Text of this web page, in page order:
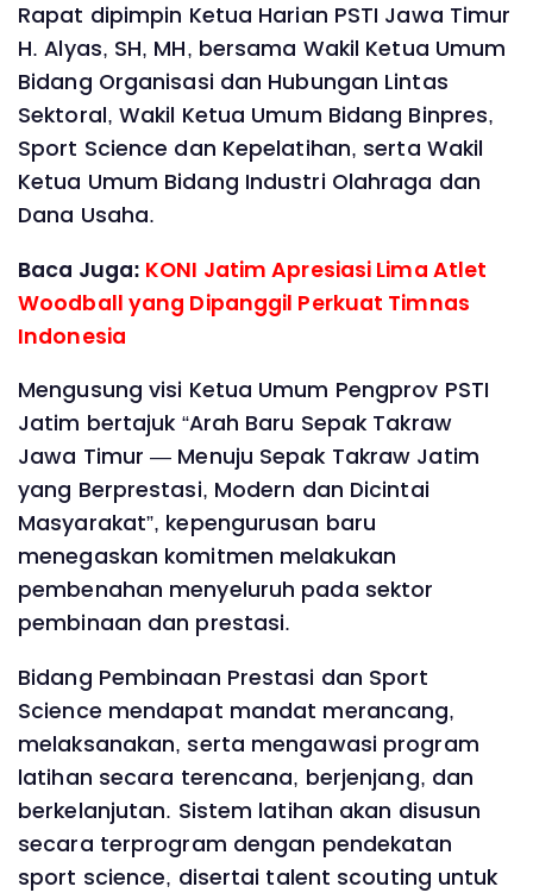
Rapat dipimpin Ketua Harian PSTI Jawa Timur
H. Alyas, SH, MH, bersama Wakil Ketua Umum
Bidang Organisasi dan Hubungan Lintas
Sektoral, Wakil Ketua Umum Bidang Binpres,
Sport Science dan Kepelatihan, serta Wakil
Ketua Umum Bidang Industri Olahraga dan
Dana Usaha.
Baca Juga: KONI Jatim Apresiasi Lima Atlet
Woodball yang Dipanggil Perkuat Timnas
Indonesia
Mengusung visi Ketua Umum Pengprov PSTI
Jatim bertajuk “Arah Baru Sepak Takraw
Jawa Timur — Menuju Sepak Takraw Jatim
yang Berprestasi, Modern dan Dicintai
Masyarakat”, kepengurusan baru
menegaskan komitmen melakukan
pembenahan menyeluruh pada sektor
pembinaan dan prestasi.
Bidang Pembinaan Prestasi dan Sport
Science mendapat mandat merancang,
melaksanakan, serta mengawasi program
latihan secara terencana, berjenjang, dan
berkelanjutan. Sistem latihan akan disusun
secara terprogram dengan pendekatan
sport science, disertai talent scouting untuk